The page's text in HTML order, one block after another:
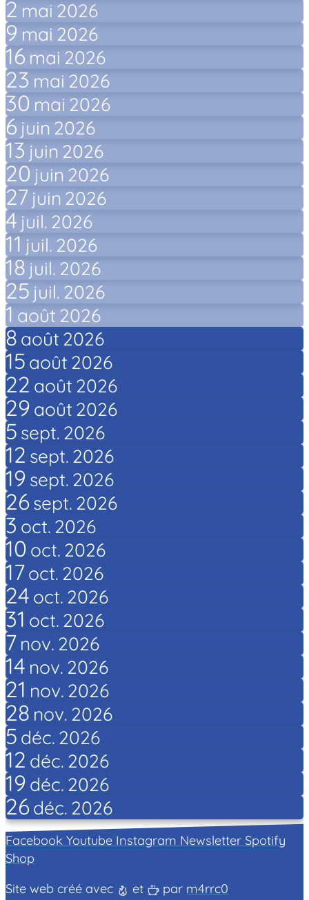
2 mai 2026
9 mai 2026
16 mai 2026
23 mai 2026
30 mai 2026
6 juin 2026
13 juin 2026
20 juin 2026
27 juin 2026
4 juil. 2026
11 juil. 2026
18 juil. 2026
25 juil. 2026
1 août 2026
8 août 2026
15 août 2026
22 août 2026
29 août 2026
5 sept. 2026
12 sept. 2026
19 sept. 2026
26 sept. 2026
3 oct. 2026
10 oct. 2026
17oct. 2026
24 oct. 2026
31 oct. 2026
7 nov. 2026
14 nov. 2026
21 nov. 2026
28 nov. 2026
5 déc. 2026
12 déc. 2026
19 déc. 2026
26 déc. 2026
Facebook Youtube Instagram Newsletter Spotify
Shop
Site web créé avec
et par m4rrc0